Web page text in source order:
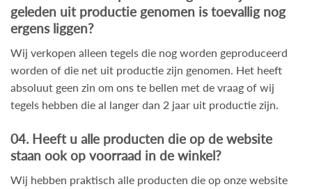
geleden uit productie genomen is toevallig nog
ergens liggen?
Wij verkopen alleen tegels die nog worden geproduceerd
worden of die net uit productie zijn genomen. Het heeft
absoluut geen zin om ons te bellen met de vraag of wij
tegels hebben die al langer dan 2 jaar uit productie zijn.
04. Heeft u alle producten die op de website
staan ook op voorraad in de winkel?
Wij hebben praktisch alle producten die op onze website